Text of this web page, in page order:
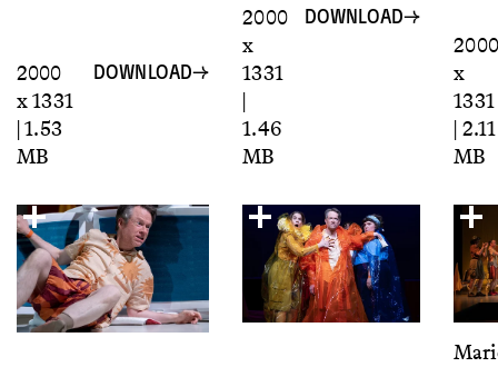
2000
x 1331
| 1.53
MB
DOWNLOAD
2000
x
1331
|
1.46
MB
DOWNLOAD
2000
x
1331
| 2.11
MB